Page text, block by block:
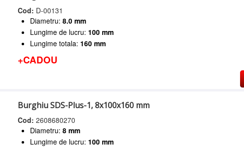
Cod: D-00131
Diametru:8.0 mm
Lungime de lucru: 100 mm
Lungime totala: 160 mm
+CADOU
Burghiu SDS-Plus-1, 8x100x160 mm
Cod:2608680270
Diametru:8 mm
Lungime de lucru: 100 mm